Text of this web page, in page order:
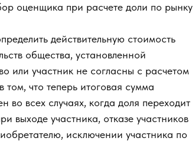
оценщика при расчете доли по рынку
действительную стоимость
общества, установленной
или участник не согласны с расчетом
том, что теперь итоговая сумма
во всех случаях, когда доля переходит
выходе участника, отказе участников
исключении участника по